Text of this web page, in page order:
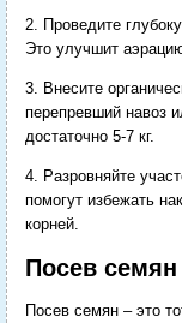
2. Проведите
Это улучшит
3. Внесите
перепревший навоз
достаточно 5-7 кг.
4. Разровняйте
помогут избежать
корней.
Посев семян
Посев семян – это